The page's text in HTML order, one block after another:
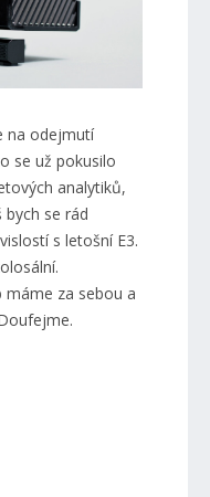
na odejmutí
se už pokusilo
analytiků,
se rád
s letošní E3.
máme za sebou a